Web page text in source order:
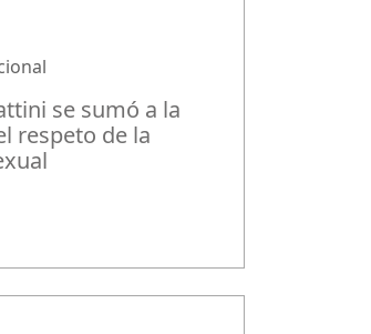
se sumó a la
respeto de la